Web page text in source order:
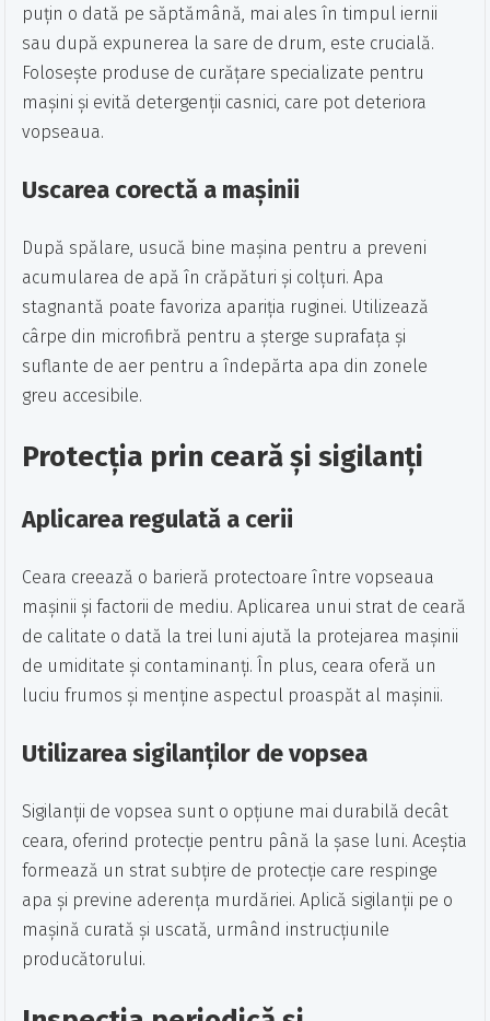
puțin o dată pe săptămână, mai ales în timpul iernii
sau după expunerea la sare de drum, este crucială.
Folosește produse de curățare specializate pentru
mașini și evită detergenții casnici, care pot deteriora
vopseaua.
Uscarea corectă a mașinii
După spălare, usucă bine mașina pentru a preveni
acumularea de apă în crăpături și colțuri. Apa
stagnantă poate favoriza apariția ruginei. Utilizează
cârpe din microfibră pentru a șterge suprafața și
suflante de aer pentru a îndepărta apa din zonele
greu accesibile.
Protecția prin ceară și sigilanți
Aplicarea regulată a cerii
Ceara creează o barieră protectoare între vopseaua
mașinii și factorii de mediu. Aplicarea unui strat de ceară
de calitate o dată la trei luni ajută la protejarea mașinii
de umiditate și contaminanți. În plus, ceara oferă un
luciu frumos și menține aspectul proaspăt al mașinii.
Utilizarea sigilanților de vopsea
Sigilanții de vopsea sunt o opțiune mai durabilă decât
ceara, oferind protecție pentru până la șase luni. Aceștia
formează un strat subțire de protecție care respinge
apa și previne aderența murdăriei. Aplică sigilanții pe o
mașină curată și uscată, urmând instrucțiunile
producătorului.